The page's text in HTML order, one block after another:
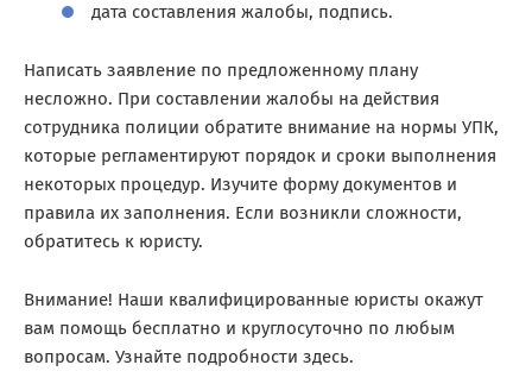
дата составления жалобы, подпись.
Написать заявление по предложенному плану
несложно. При составлении жалобы на действия
сотрудника полиции обратите внимание на нормы УПК,
которые регламентируют порядок и сроки выполнения
некоторых процедур. Изучите форму документов и
правила их заполнения. Если возникли сложности,
обратитесь к юристу.
Внимание! Наши квалифицированные юристы окажут
вам помощь бесплатно и круглосуточно по любым
вопросам. Узнайте подробности здесь.